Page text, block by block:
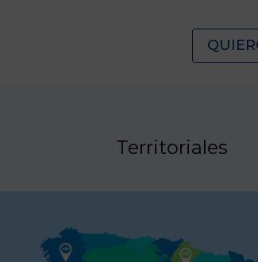
Territoriales